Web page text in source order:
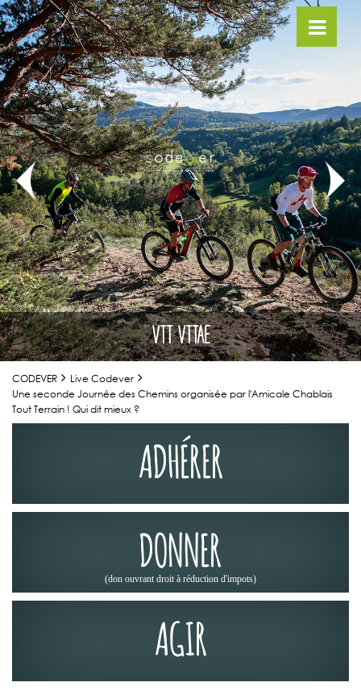
VTT VTTAE
CODEVER
Live Codever
Une seconde Journée des Chemins organisée par l'Amicale Chablais
Tout Terrain ! Qui dit mieux ?
ADHÉRER
DONNER
(don ouvrant droit à réduction d'impots)
AGIR